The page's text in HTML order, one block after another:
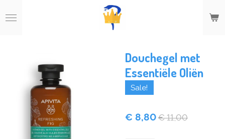
direct
Douchegel met
Essentiële Oliën
Sale!
€ 8,80 € 11,00